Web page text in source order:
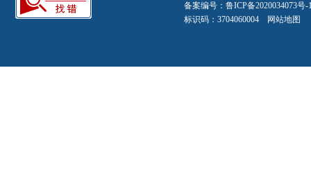
备案编号： 鲁ICP备2020034073号-
标识码：3704060004 网站地图